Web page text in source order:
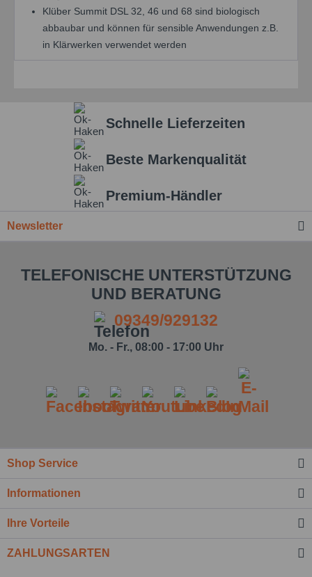
Klüber Summit DSL 32, 46 und 68 sind biologisch
abbaubar und können für sensible Anwendungen z.B.
in Klärwerken verwendet werden
Schnelle Lieferzeiten
Beste Markenqualität
Premium-Händler
Newsletter
TELEFONISCHE UNTERSTÜTZUNG
UND BERATUNG
09349/929132
Mo. - Fr., 08:00 - 17:00 Uhr
Shop Service
Informationen
Ihre Vorteile
ZAHLUNGSARTEN